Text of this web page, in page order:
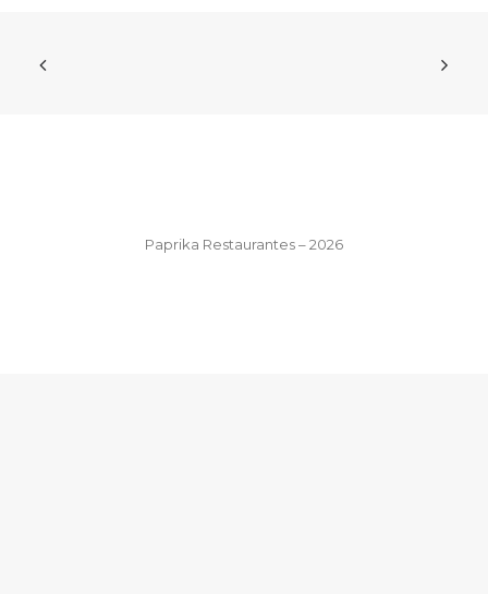
Paprika Restaurantes – 2026